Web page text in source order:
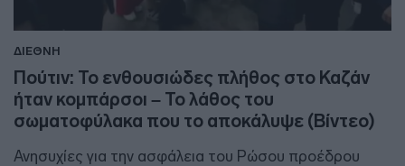
ΔΙΕΘΝΗ
Πούτιν: Το ενθουσιώδες πλήθος στο Καζάν
ήταν κομπάρσοι – Το λάθος του
σωματοφύλακα που το αποκάλυψε (Βίντεο)
Ανησυχίες για την ασφάλεια του Ρώσου προέδρου